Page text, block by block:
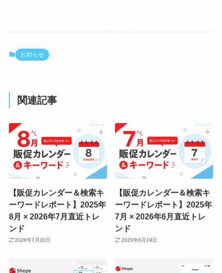
お知らせ
関連記事
【販促カレンダー＆検索キ
ーワードレポート】2025年
8月 × 2026年7月直近トレ
ンド
2026年7月30日
【販促カレンダー＆検索キ
ーワードレポート】2025年
7月 × 2026年6月直近トレ
ンド
2026年6月19日